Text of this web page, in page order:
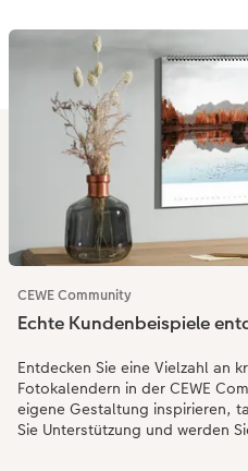
CEWE Community
Echte Kundenbeispiele
Entdecken Sie eine Vielzahl an
Fotokalendern in der CEWE
eigene Gestaltung inspirieren,
Sie Unterstützung und werden